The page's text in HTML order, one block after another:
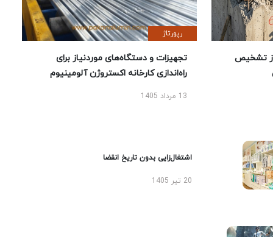
تشخیص
رپورتاژ
تجهیزات و دستگاه‌های موردنیاز برای
راه‌اندازی کارخانه اکستروژن آلومینیوم
13 مرداد 1405
اشتغال‌زایی بدون تاریخ انقضا
20 تیر 1405